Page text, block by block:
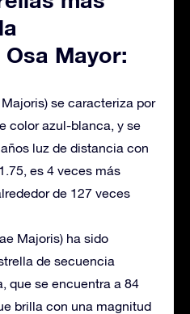
Mayor:
se caracteriza por
color azul-blanca, y se
luz de distancia con
es 4 veces más
de 127 veces
Majoris) ha sido
de secuencia
que se encuentra a 84
brilla con una magnitud